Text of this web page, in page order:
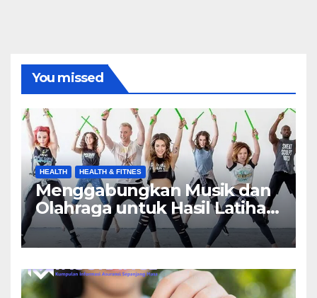
You missed
HEALTH HEALTH & FITNES
Menggabungkan Musik dan
Olahraga untuk Hasil Latihan
yang Maksimal